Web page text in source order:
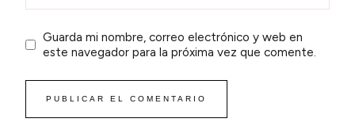
Guarda mi nombre, correo electrónico y web en
este navegador para la próxima vez que comente.